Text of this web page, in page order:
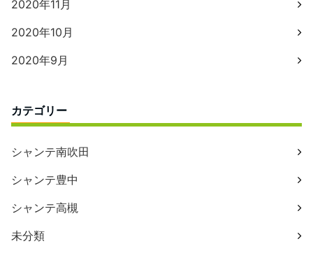
2020年11月
2020年10月
2020年9月
カテゴリー
シャンテ南吹田
シャンテ豊中
シャンテ高槻
未分類